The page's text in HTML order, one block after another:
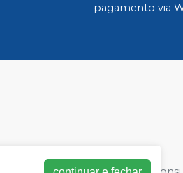
pagamento via